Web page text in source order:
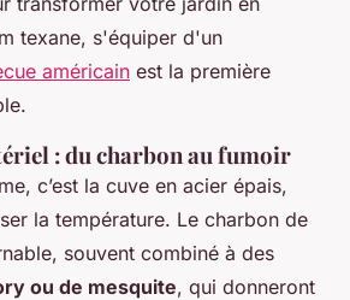
texane, s'équiper d'un
américain est la première
: du charbon au fumoir
c’est la cuve en acier épais,
la température. Le charbon de
souvent combiné à des
ou de mesquite, qui donneront